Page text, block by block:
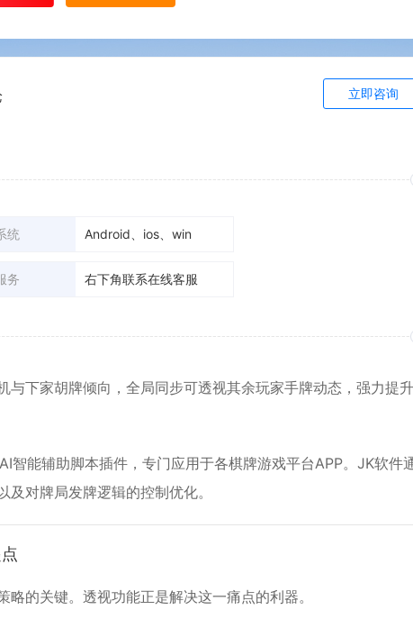
立即咨询
统 Android、ios、win
务 右下角联系在线客服
下家胡牌倾向，全局同步可透视其余玩家手牌动态，强力提升
能辅助脚本插件，专门应用于各棋牌游戏平台APP。JK软件
对牌局发牌逻辑的控制优化。
的关键。透视功能正是解决这一痛点的利器。